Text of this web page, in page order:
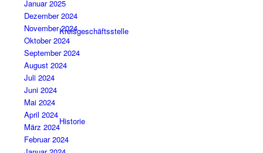
Kreisgeschäftsstelle
Historie
Januar 2025
Dezember 2024
November 2024
Oktober 2024
September 2024
August 2024
Juli 2024
Juni 2024
Mai 2024
April 2024
März 2024
Februar 2024